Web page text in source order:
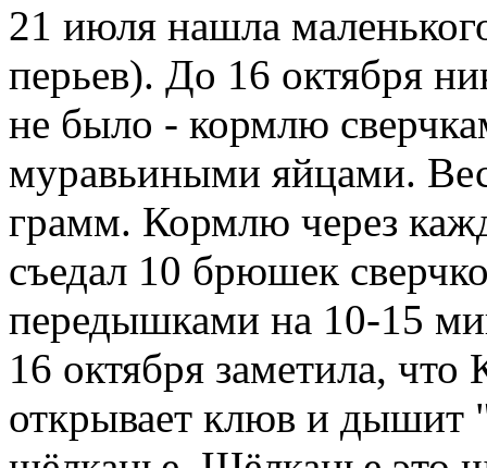
21 июля нашла
перьев). До 16 октября
не было - кормлю
муравьиными яйцами.
грамм. Кормлю через
съедал 10 брюшек
передышками на 10-15
16 октября заметила,
открывает клюв и дышит